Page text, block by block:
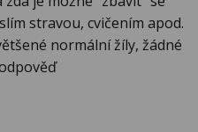
stravou, cvičením apod.
normální žíly, žádné